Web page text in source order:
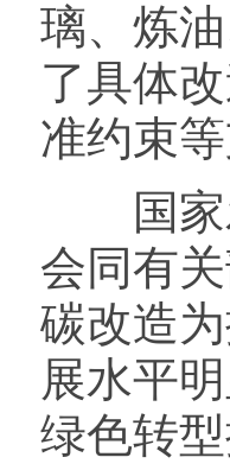
璃、炼
了具体
准约束
国家发
会同有
碳改造
展水平
绿色转